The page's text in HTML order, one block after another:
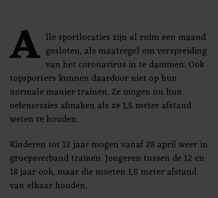
A lle sportlocaties zijn al ruim een maand
gesloten, als maatregel om verspreiding
van het coronavirus in te dammen. Ook
topsporters kunnen daardoor niet op hun
normale manier trainen. Ze mogen nu hun
oefensessies afmaken als ze 1,5 meter afstand
weten te houden.
Kinderen tot 12 jaar mogen vanaf 28 april weer in
groepsverband trainen. Jongeren tussen de 12 en
18 jaar ook, maar die moeten 1,5 meter afstand
van elkaar houden.